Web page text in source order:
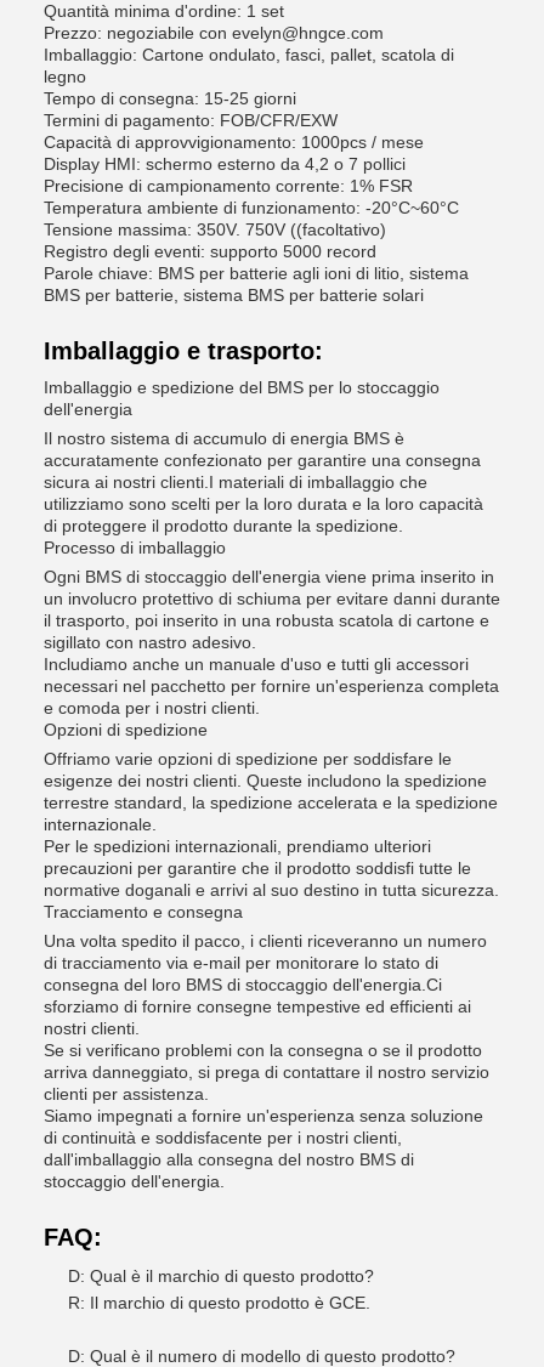
Quantità minima d'ordine: 1 set
Prezzo: negoziabile con evelyn@hngce.com
Imballaggio: Cartone ondulato, fasci, pallet, scatola di
legno
Tempo di consegna: 15-25 giorni
Termini di pagamento: FOB/CFR/EXW
Capacità di approvvigionamento: 1000pcs / mese
Display HMI: schermo esterno da 4,2 o 7 pollici
Precisione di campionamento corrente: 1% FSR
Temperatura ambiente di funzionamento: -20°C~60°C
Tensione massima: 350V. 750V ((facoltativo)
Registro degli eventi: supporto 5000 record
Parole chiave: BMS per batterie agli ioni di litio, sistema
BMS per batterie, sistema BMS per batterie solari
Imballaggio e trasporto:
Imballaggio e spedizione del BMS per lo stoccaggio
dell'energia
Il nostro sistema di accumulo di energia BMS è
accuratamente confezionato per garantire una consegna
sicura ai nostri clienti.I materiali di imballaggio che
utilizziamo sono scelti per la loro durata e la loro capacità
di proteggere il prodotto durante la spedizione.
Processo di imballaggio
Ogni BMS di stoccaggio dell'energia viene prima inserito in
un involucro protettivo di schiuma per evitare danni durante
il trasporto, poi inserito in una robusta scatola di cartone e
sigillato con nastro adesivo.
Includiamo anche un manuale d'uso e tutti gli accessori
necessari nel pacchetto per fornire un'esperienza completa
e comoda per i nostri clienti.
Opzioni di spedizione
Offriamo varie opzioni di spedizione per soddisfare le
esigenze dei nostri clienti. Queste includono la spedizione
terrestre standard, la spedizione accelerata e la spedizione
internazionale.
Per le spedizioni internazionali, prendiamo ulteriori
precauzioni per garantire che il prodotto soddisfi tutte le
normative doganali e arrivi al suo destino in tutta sicurezza.
Tracciamento e consegna
Una volta spedito il pacco, i clienti riceveranno un numero
di tracciamento via e-mail per monitorare lo stato di
consegna del loro BMS di stoccaggio dell'energia.Ci
sforziamo di fornire consegne tempestive ed efficienti ai
nostri clienti.
Se si verificano problemi con la consegna o se il prodotto
arriva danneggiato, si prega di contattare il nostro servizio
clienti per assistenza.
Siamo impegnati a fornire un'esperienza senza soluzione
di continuità e soddisfacente per i nostri clienti,
dall'imballaggio alla consegna del nostro BMS di
stoccaggio dell'energia.
FAQ:
D: Qual è il marchio di questo prodotto?
R: Il marchio di questo prodotto è GCE.
D: Qual è il numero di modello di questo prodotto?